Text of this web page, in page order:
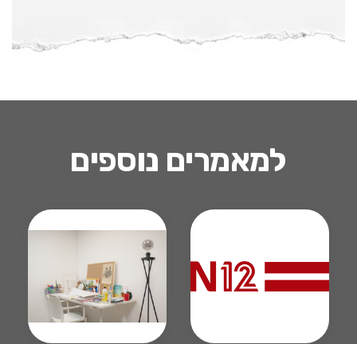
למאמרים נוספים